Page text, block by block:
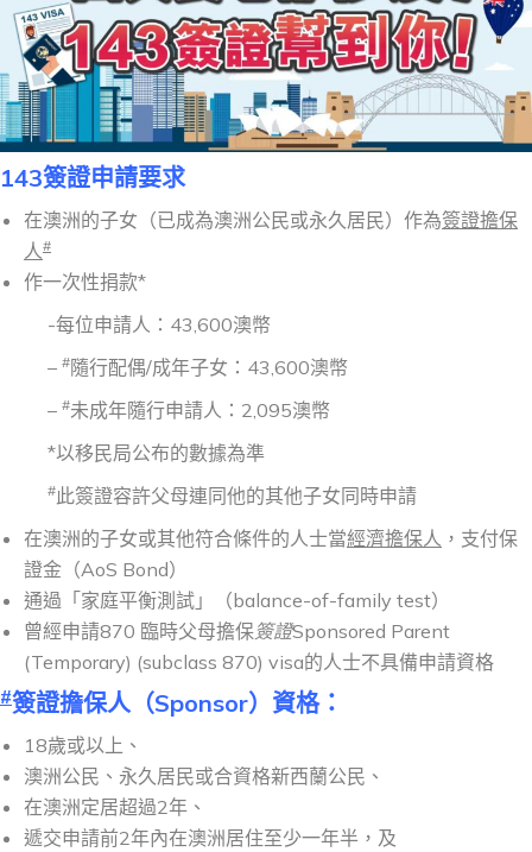
143簽證申請要求
在澳洲的子女（已成為澳洲公民或永久居民）作為簽證擔保
人#
作一次性捐款*
-每位申請人：43,600澳幣
– #隨行配偶/成年子女：43,600澳幣
– #未成年隨行申請人：2,095澳幣
*以移民局公布的數據為準
#此簽證容許父母連同他的其他子女同時申請
在澳洲的子女或其他符合條件的人士當經濟擔保人 ，支付保
證金（AoS Bond）
通過「家庭平衡測試」（balance-of-family test）
曾經申請870 臨時父母擔保簽證Sponsored Parent
(Temporary) (subclass 870) visa的人士不具備申請資格
#簽證擔保人（Sponsor）資格：
18歲或以上、
澳洲公民、永久居民或合資格新西蘭公民、
在澳洲定居超過2年、
遞交申請前2年內在澳洲居住至少一年半，及